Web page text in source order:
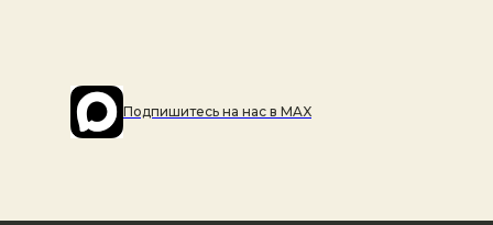
Подпишитесь на наc в MAX